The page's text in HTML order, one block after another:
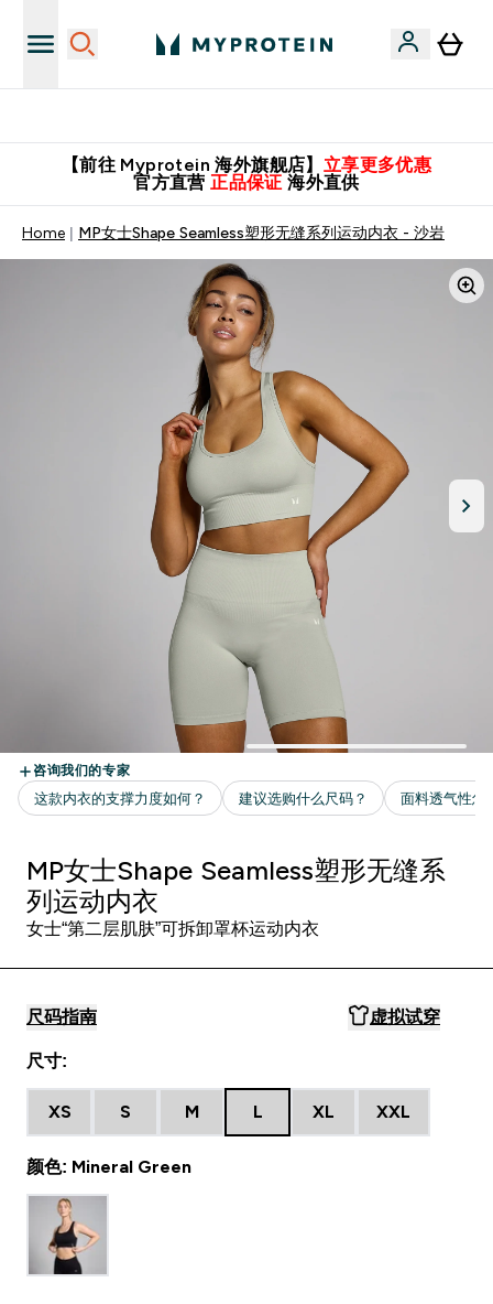
【前往 Myprotein 海外旗舰店】 立享更多优惠
官方直营 正品保证 海外直供
Home MP女士Shape Seamless塑形无缝系列运动内衣 - 沙岩
MP女士Shape Seamless塑形无缝系
列运动内衣
女士“第二层肌肤”可拆卸罩杯运动内衣
尺码指南 虚拟试穿
尺寸:
XS S M L XL XXL
颜色: Mineral Green